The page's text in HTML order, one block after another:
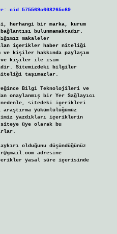
herhangi bir marka, kurum
bulunmamaktadır.
makaleler
alan içerikler haber niteliği
ve kişiler hakkında paylaşım
ve kişiler ile isim
Sitemizdeki bilgiler
taşımazlar.
Bilgi Teknolojileri ve
onaylanmış bir Yer Sağlayıcı
nedenle, sitedeki içerikleri
yükümlülüğümüz
yazdıkları içeriklerin
siteye üye olarak bu
olduğunu düşündüğünüz
adresine
yasal süre içerisinde